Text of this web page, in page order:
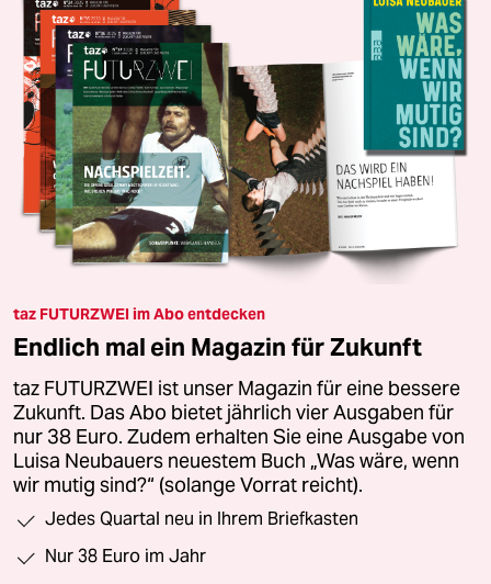
taz FUTURZWEI im Abo entdecken
Endlich mal ein Magazin für Zukunft
taz FUTURZWEI ist unser Magazin für eine bessere
Zukunft. Das Abo bietet jährlich vier Ausgaben für
nur 38 Euro. Zudem erhalten Sie eine Ausgabe von
Luisa Neubauers neuestem Buch „Was wäre, wenn
wir mutig sind?“ (solange Vorrat reicht).
Jedes Quartal neu in Ihrem Briefkasten
Nur 38 Euro im Jahr